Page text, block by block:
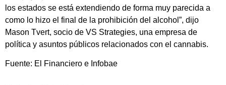
los estados se está extendiendo de forma muy parecida a
como lo hizo el final de la prohibición del alcohol”, dijo
Mason Tvert, socio de VS Strategies, una empresa de
política y asuntos públicos relacionados con el cannabis.
Fuente: El Financiero e Infobae